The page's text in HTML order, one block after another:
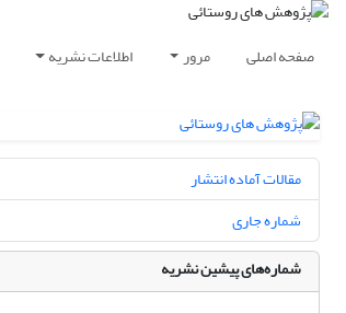
صفحه اصلی مرور اطلاعات نشریه
مقالات آماده انتشار
شماره جاری
شماره‌های پیشین نشریه